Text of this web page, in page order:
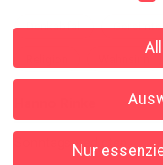
Denkabfall
Sonntagspredigten
Nur